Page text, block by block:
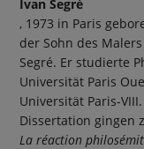
Ivan Segré
, 1973 in Paris
der Sohn des
Segré. Er studierte
Universität Paris
Universität Paris-
Dissertation gingen
La réaction